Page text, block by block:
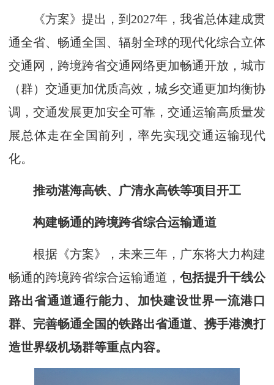
《方案》提出，到2027年，我省总体建成贯
通全省、畅通全国、辐射全球的现代化综合立体
交通网，跨境跨省交通网络更加畅通开放，城市
（群）交通更加优质高效，城乡交通更加均衡协
调，交通发展更加安全可靠，交通运输高质量发
展总体走在全国前列，率先实现交通运输现代
化。
推动湛海高铁、广清永高铁等项目开工
构建畅通的跨境跨省综合运输通道
根据《方案》，未来三年，广东将大力构建
畅通的跨境跨省综合运输通道， 包括提升干线公
路出省通道通行能力、加快建设世界一流港口
群、完善畅通全国的铁路出省通道、携手港澳打
造世界级机场群等重点内容。